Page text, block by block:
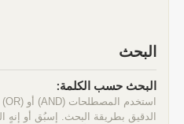
البحث
البحث حسب الكلمة:
الدقيق بطريقة البحث. إسبُق أو